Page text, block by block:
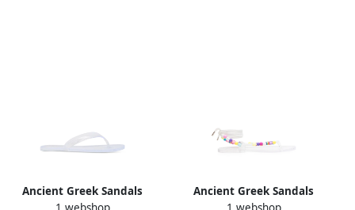
Ancient Greek Sandals
Ancient Greek Sandals